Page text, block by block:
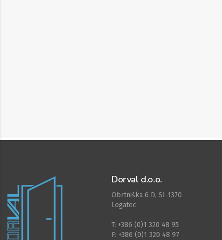
Dorval d.o.o.
Obrtniška 6 D, SI-1370
Logatec
T: +386 (0)1 320 48 95
F: +386 (0)1 320 48 97